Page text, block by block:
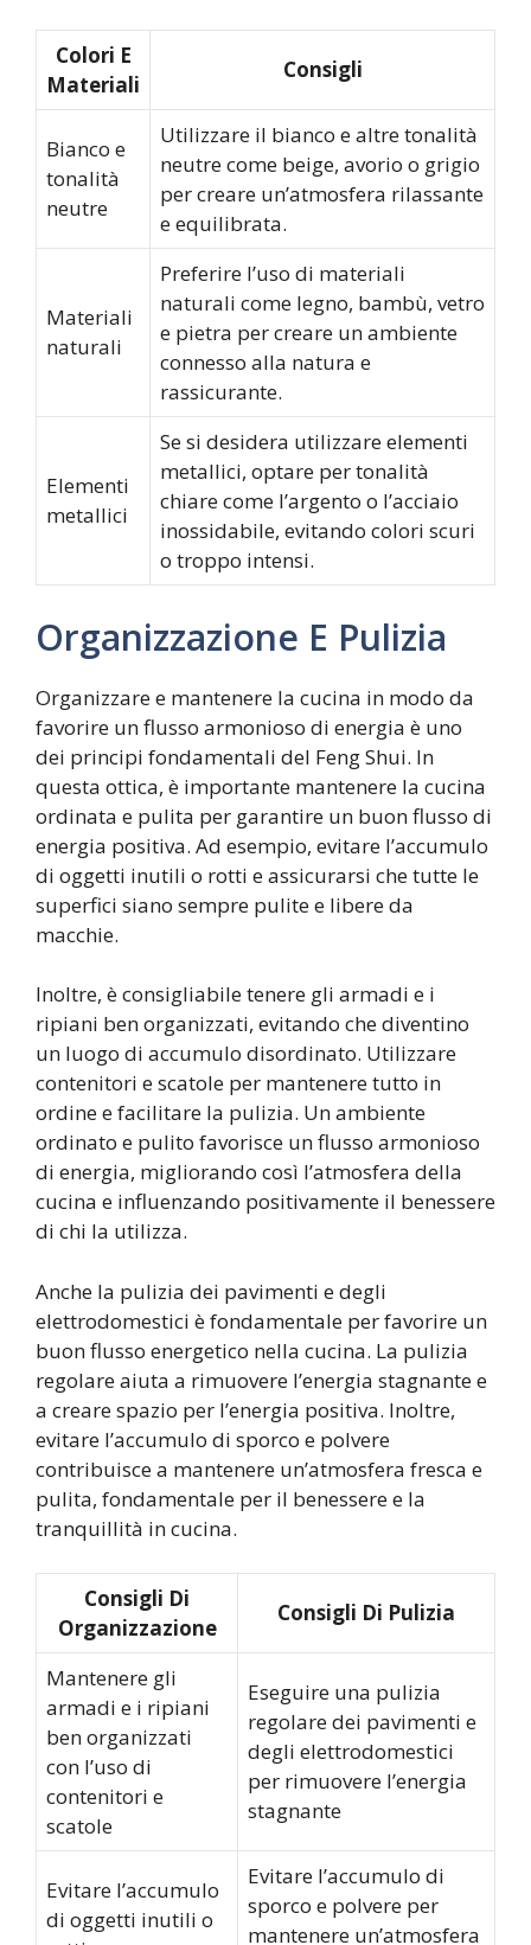
Colori E
Materiali
Consigli
Bianco e
tonalità
neutre
Utilizzare il bianco e altre tonalità
neutre come beige, avorio o grigio
per creare un’atmosfera rilassante
e equilibrata.
Materiali
naturali
Preferire l’uso di materiali
naturali come legno, bambù, vetro
e pietra per creare un ambiente
connesso alla natura e
rassicurante.
Elementi
metallici
Se si desidera utilizzare elementi
metallici, optare per tonalità
chiare come l’argento o l’acciaio
inossidabile, evitando colori scuri
o troppo intensi.
Organizzazione E Pulizia
Organizzare e mantenere la cucina in modo da
favorire un flusso armonioso di energia è uno
dei principi fondamentali del Feng Shui. In
questa ottica, è importante mantenere la cucina
ordinata e pulita per garantire un buon flusso di
energia positiva. Ad esempio, evitare l’accumulo
di oggetti inutili o rotti e assicurarsi che tutte le
superfici siano sempre pulite e libere da
macchie.
Inoltre, è consigliabile tenere gli armadi e i
ripiani ben organizzati, evitando che diventino
un luogo di accumulo disordinato. Utilizzare
contenitori e scatole per mantenere tutto in
ordine e facilitare la pulizia. Un ambiente
ordinato e pulito favorisce un flusso armonioso
di energia, migliorando così l’atmosfera della
cucina e influenzando positivamente il benessere
di chi la utilizza.
Anche la pulizia dei pavimenti e degli
elettrodomestici è fondamentale per favorire un
buon flusso energetico nella cucina. La pulizia
regolare aiuta a rimuovere l’energia stagnante e
a creare spazio per l’energia positiva. Inoltre,
evitare l’accumulo di sporco e polvere
contribuisce a mantenere un’atmosfera fresca e
pulita, fondamentale per il benessere e la
tranquillità in cucina.
Consigli Di
Organizzazione
Consigli Di Pulizia
Mantenere gli
armadi e i ripiani
ben organizzati
con l’uso di
contenitori e
scatole
Eseguire una pulizia
regolare dei pavimenti e
degli elettrodomestici
per rimuovere l’energia
stagnante
Evitare l’accumulo
di oggetti inutili o
Evitare l’accumulo di
sporco e polvere per
mantenere un’atmosfera